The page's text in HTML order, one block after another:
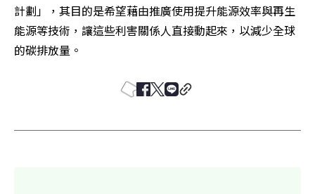
計劃」，其目的是希望藉由推廣使用提升能源效率與再生
能源等技術，讓這些利害關係人直接動起來，以減少全球
的碳排放量。